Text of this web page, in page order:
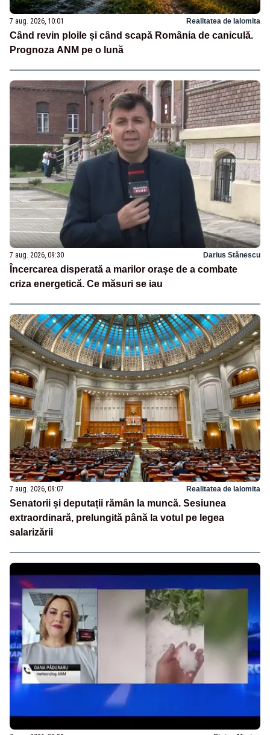
7 aug. 2026, 10:01 Realitatea de Ialomita
Când revin ploile și când scapă România de caniculă.
Prognoza ANM pe o lună
7 aug. 2026, 09:30 Darius Stănescu
Încercarea disperată a marilor orașe de a combate
criza energetică. Ce măsuri se iau
7 aug. 2026, 09:07 Realitatea de Ialomita
Senatorii și deputații rămân la muncă. Sesiunea
extraordinară, prelungită până la votul pe legea
salarizării